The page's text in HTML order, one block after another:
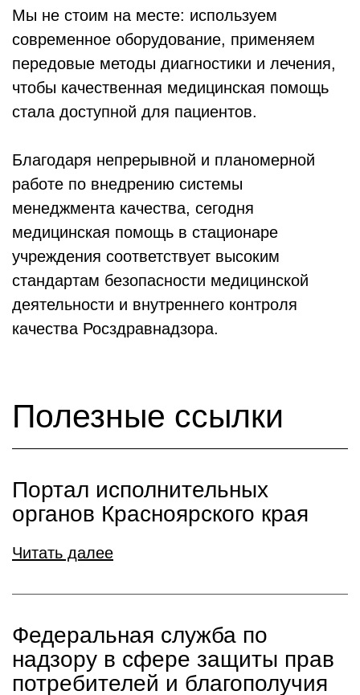
Мы не стоим на месте: используем
современное оборудование, применяем
передовые методы диагностики и лечения,
чтобы качественная медицинская помощь
стала доступной для пациентов.
Благодаря непрерывной и планомерной
работе по внедрению системы
менеджмента качества, сегодня
медицинская помощь в стационаре
учреждения соответствует высоким
стандартам безопасности медицинской
деятельности и внутреннего контроля
качества Росздравнадзора.
Полезные ссылки
Портал исполнительных
органов Красноярского края
Читать далее
Федеральная служба по
надзору в сфере защиты прав
потребителей и благополучия